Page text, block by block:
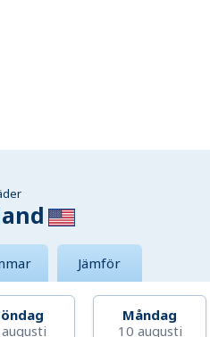
Jämför
Måndag
10 augusti